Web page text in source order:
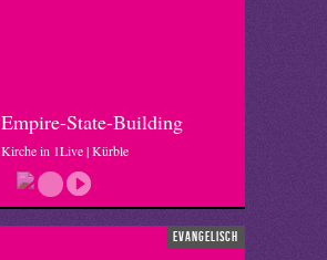
Empire-State-Building
Kirche in 1Live | Kürble
evangelisch